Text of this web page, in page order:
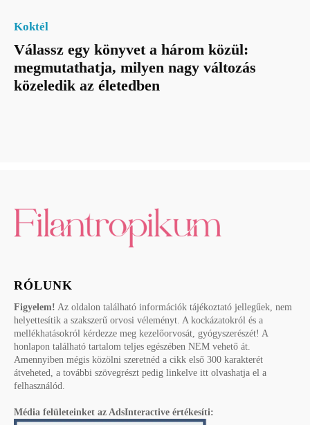
Koktél
Válassz egy könyvet a három közül:
megmutathatja, milyen nagy változás
közeledik az életedben
RÓLUNK
Figyelem! Az oldalon található információk tájékoztató jellegűek, nem
helyettesítik a szakszerű orvosi véleményt. A kockázatokról és a
mellékhatásokról kérdezze meg kezelőorvosát, gyógyszerészét! A
honlapon található tartalom teljes egészében NEM vehető át.
Amennyiben mégis közölni szeretnéd a cikk első 300 karakterét
átveheted, a további szövegrészt pedig linkelve itt olvashatja el a
felhasználód.
Média felületeinket az AdsInteractive értékesíti: